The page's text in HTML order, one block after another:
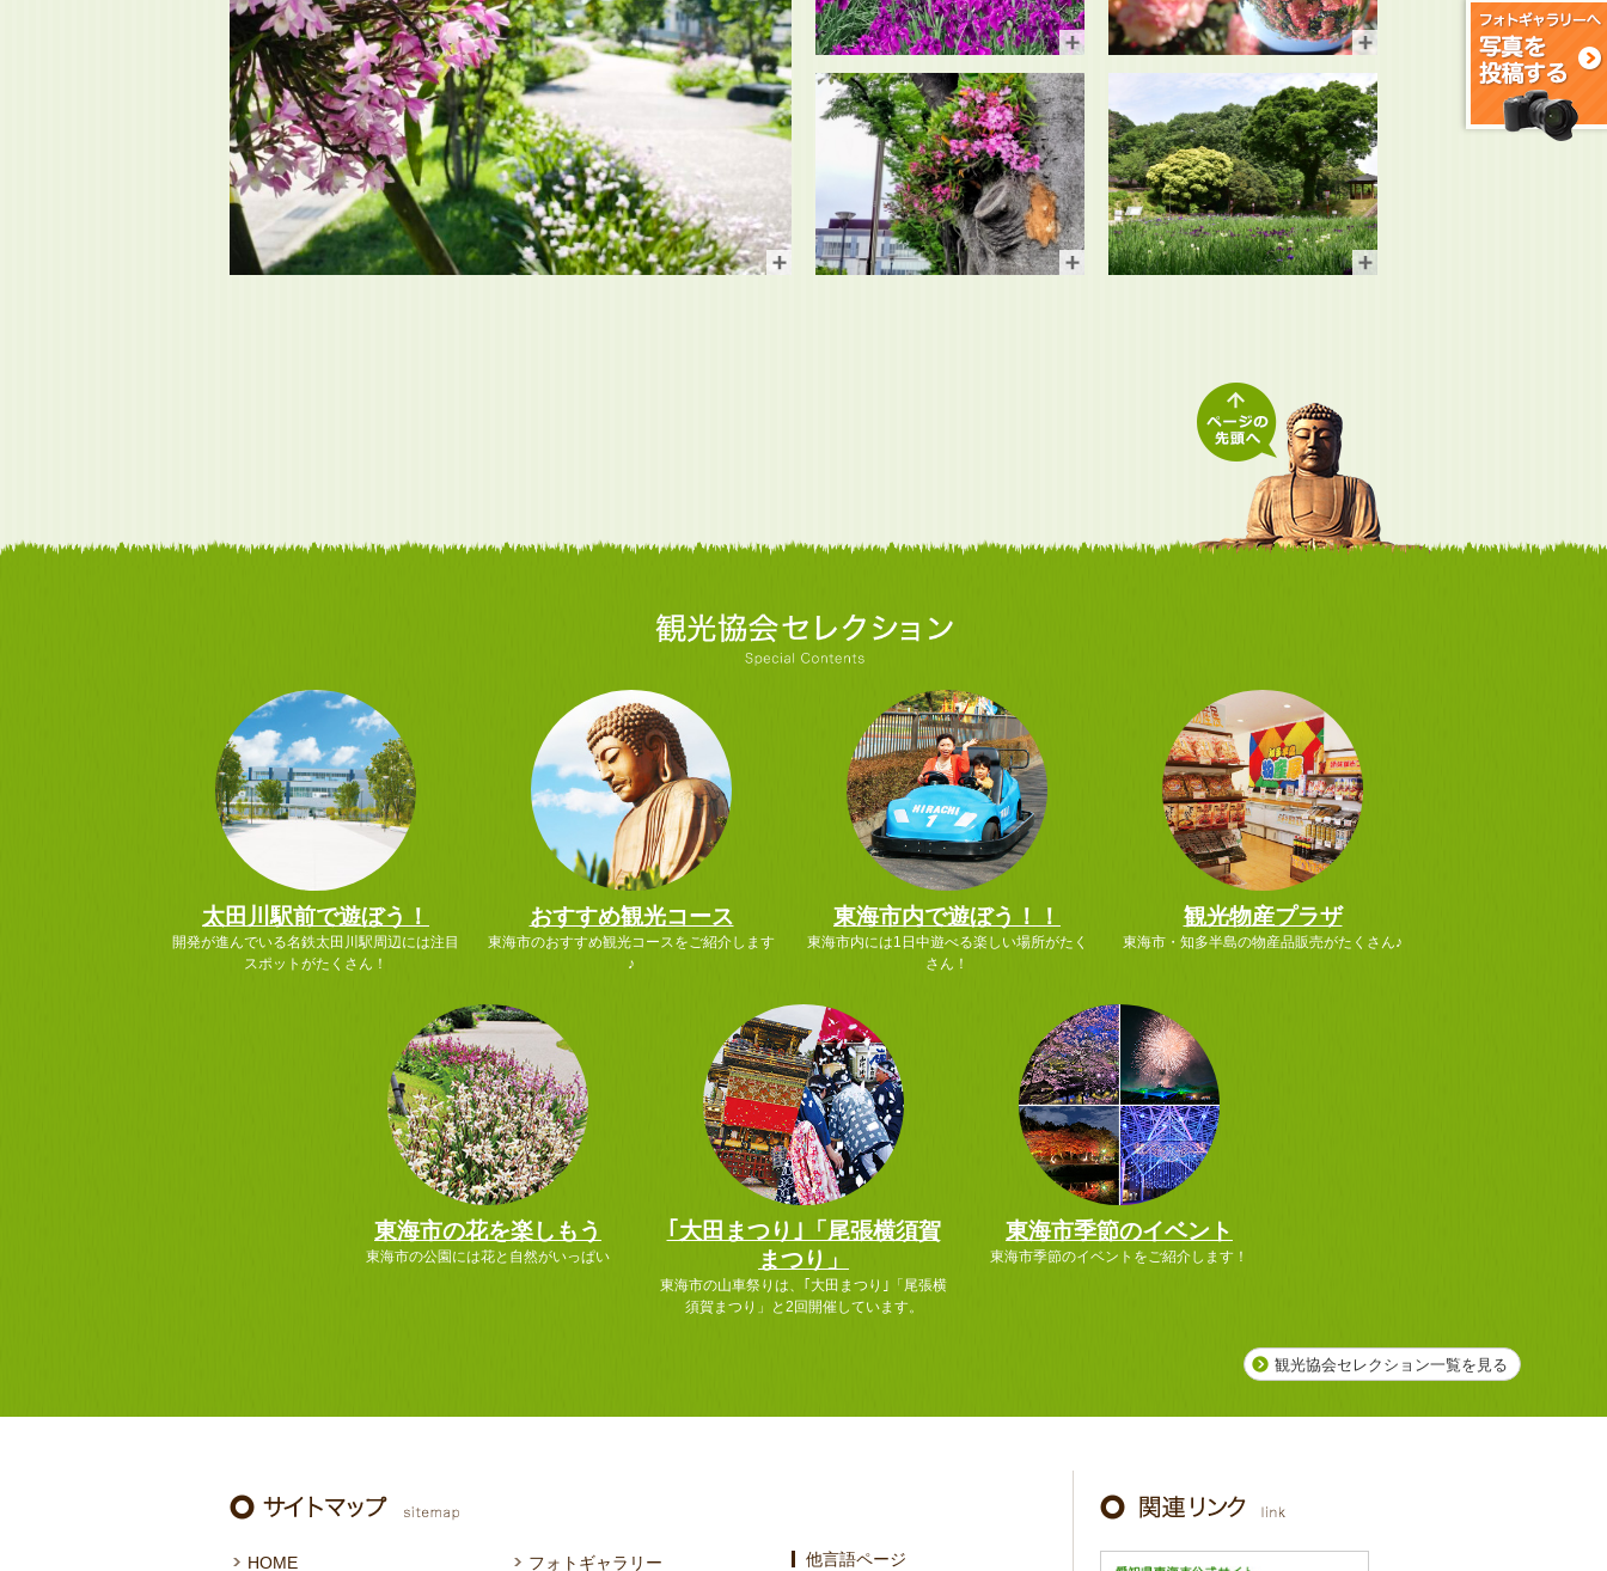
太田川駅前で遊ぼう！
開発が進んでいる名鉄太田川駅周辺には注目
スポットがたくさん！
おすすめ観光コース
東海市のおすすめ観光コースをご紹介します
♪
東海市内で遊ぼう！！
東海市内には1日中遊べる楽しい場所がたく
さん！
観光物産プラザ
東海市・知多半島の物産品販売がたくさん♪
東海市の花を楽しもう
東海市の公園には花と自然がいっぱい
｢大田まつり｣「尾張横須賀
まつり」
東海市の山車祭りは、｢大田まつり｣「尾張横
須賀まつり」と2回開催しています。
東海市季節のイベント
東海市季節のイベントをご紹介します！
観光協会セレクション一覧を見る
HOME フォトギャラリー 他言語ページ